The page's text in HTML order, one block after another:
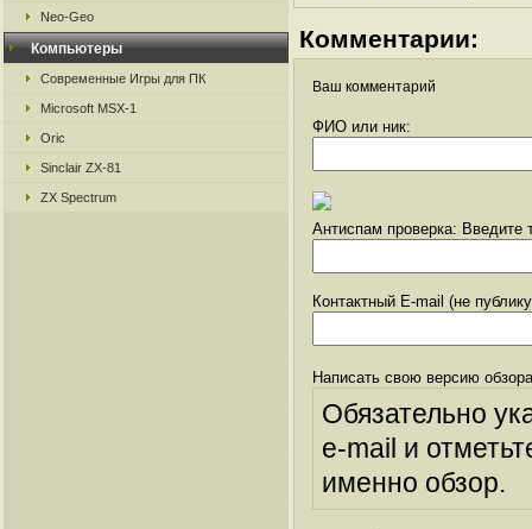
Neo-Geo
Компьютеры
Современные Игры для ПК
Microsoft MSX-1
Oric
Sinclair ZX-81
ZX Spectrum
Комментарии:
Ваш комментарий
ФИО или ник:
Антиспам проверка: Введите
Контактный E-mail (не
Написать свою версию
Обязательно
e-mail и
именно обзор.